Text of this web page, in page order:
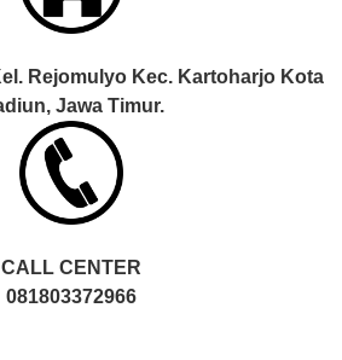
Rejomulyo Kec. Kartoharjo Kota
Jawa Timur.
CALL CENTER
081803372966